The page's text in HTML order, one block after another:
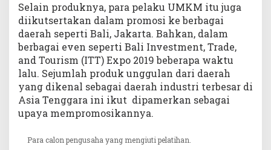
Selain produknya, para pelaku UMKM itu juga
diikutsertakan dalam promosi ke berbagai
daerah seperti Bali, Jakarta. Bahkan, dalam
berbagai even seperti Bali Investment, Trade,
and Tourism (ITT) Expo 2019 beberapa waktu
lalu. Sejumlah produk unggulan dari daerah
yang dikenal sebagai daerah industri terbesar di
Asia Tenggara ini ikut dipamerkan sebagai
upaya mempromosikannya.
Para calon pengusaha yang mengiuti pelatihan.